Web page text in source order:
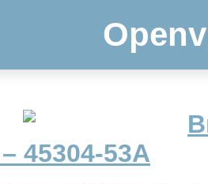
45304-53A